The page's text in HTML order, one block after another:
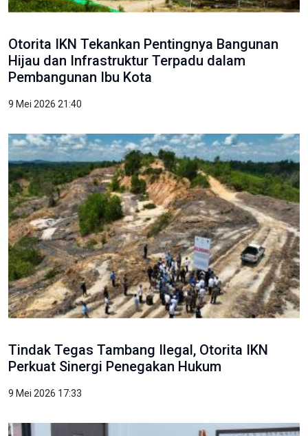
Otorita IKN Tekankan Pentingnya Bangunan
Hijau dan Infrastruktur Terpadu dalam
Pembangunan Ibu Kota
9 Mei 2026 21:40
Tindak Tegas Tambang Ilegal, Otorita IKN
Perkuat Sinergi Penegakan Hukum
9 Mei 2026 17:33